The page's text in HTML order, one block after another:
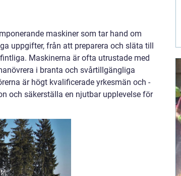
maskiner som tar hand om
uppgifter, från att preparera och släta till
Maskinerna är ofta utrustade med
i branta och svårtillgängliga
är högt kvalificerade yrkesmän och -
och säkerställa en njutbar upplevelse för